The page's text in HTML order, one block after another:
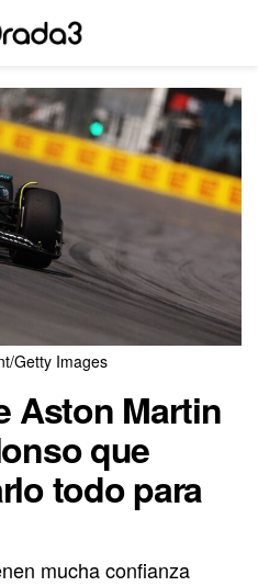
Getty Images
Aston Martin
que
todo para
mucha confianza